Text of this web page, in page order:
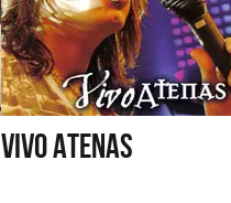
VIVO ATENAS